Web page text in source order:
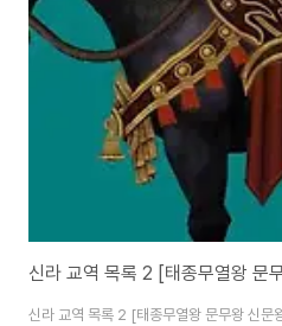
김헌창 장보고 문성왕 등고구려 전성기 광
위대한 길 서평고구려 벽화로 보는 우리민
삼국사기는 우리..
신라 교역 목록 2 [태종무열왕 문무왕 신문